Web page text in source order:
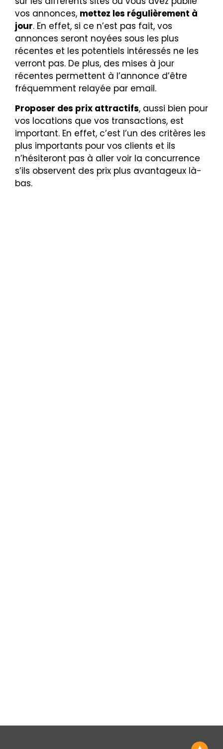
vos annonces, mettez les régulièrement à
jour. En effet, si ce n’est pas fait, vos
annonces seront noyées sous les plus
récentes et les potentiels intéressés ne les
verront pas. De plus, des mises à jour
récentes permettent à l’annonce d’être
fréquemment relayée par email.
Proposer des prix attractifs, aussi bien pour
vos locations que vos transactions, est
important. En effet, c’est l’un des critères les
plus importants pour vos clients et ils
n’hésiteront pas à aller voir la concurrence
s’ils observent des prix plus avantageux là-
bas.